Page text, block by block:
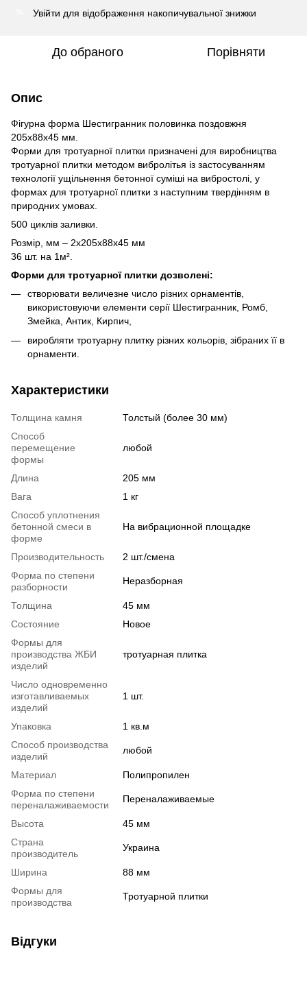
Увійти для відображення накопичувальної знижки
До обраного Порівняти
Опис
Фігурна форма Шестигранник половинка поздовжня
205х88х45 мм.
Форми для тротуарної плитки призначені для виробництва
тротуарної плитки методом вибролітья із застосуванням
технології ущільнення бетонної суміші на вибростолі, у
формах для тротуарної плитки з наступним твердінням в
природних умовах.
500 циклів заливки.
Розмір, мм – 2х205х88х45 мм
36 шт. на 1м².
Форми для тротуарної плитки дозволені:
створювати величезне число різних орнаментів,
використовуючи елементи серії Шестигранник, Ромб,
Змейка, Антик, Кирпич,
виробляти тротуарну плитку різних кольорів, зібраних її в
орнаменти.
Характеристики
Толщина камня
Толстый (более 30 мм)
Способ
перемещение
формы
любой
Длина
205 мм
Вага
1 кг
Способ уплотнения
бетонной смеси в
форме
На вибрационной площадке
Производительность
2 шт./смена
Форма по степени
разборности
Неразборная
Толщина
45 мм
Состояние
Новое
Формы для
производства ЖБИ
изделий
тротуарная плитка
Число одновременно
изготавливаемых
изделий
1 шт.
Упаковка
1 кв.м
Способ производства
изделий
любой
Материал
Полипропилен
Форма по степени
переналаживаемости
Переналаживаемые
Высота
45 мм
Страна
производитель
Украина
Ширина
88 мм
Формы для
производства
Тротуарной плитки
Відгуки